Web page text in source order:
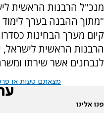
מנכ"ל הרבנות הראשית
"מתוך ההבנה בערך
קיום מערך הבחינות
הרבנות הראשית לישראל,
לנבחנים אשר שירתו
מצאתם טעות או
פנו אלינו